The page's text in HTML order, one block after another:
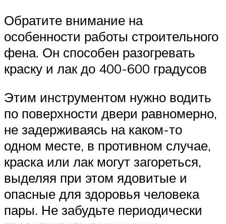
Обратите внимание на
особенности работы строительного
фена. Он способен разогревать
краску и лак до 400-600 градусов
Этим инструментом нужно водить
по поверхности двери равномерно,
не задерживаясь на каком-то
одном месте, в противном случае,
краска или лак могут загореться,
выделяя при этом ядовитые и
опасные для здоровья человека
пары. Не забудьте периодически